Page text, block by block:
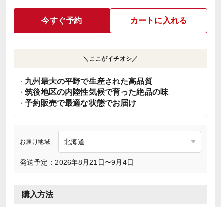
今すぐ予約 カートに入れる
＼ここがイチオシ／
九州最大の平野で生産された高品質
筑後地区の内陸性気候で育った絶品の味
予約販売で最適な状態でお届け
お届け地域
発送予定：2026年8月21日〜9月4日
購入方法